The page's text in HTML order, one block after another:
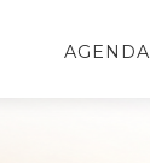
AGENDA